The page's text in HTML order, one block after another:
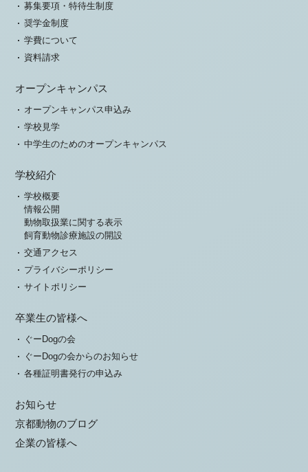
募集要項・特待生制度
奨学金制度
学費について
資料請求
オープンキャンパス
オープンキャンパス申込み
学校見学
中学生のためのオープンキャンパス
学校紹介
学校概要
情報公開
動物取扱業に関する表示
飼育動物診療施設の開設
交通アクセス
プライバシーポリシー
サイトポリシー
卒業生の皆様へ
ぐーDogの会
ぐーDogの会からのお知らせ
各種証明書発行の申込み
お知らせ
京都動物のブログ
企業の皆様へ